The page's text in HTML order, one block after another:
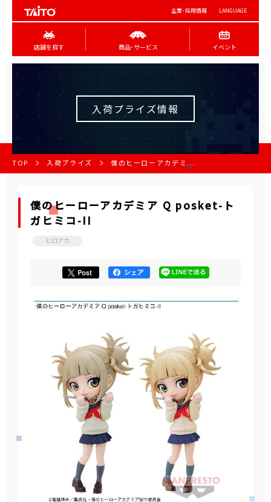
企業･採用情報 LANGUAGE
店舗を探す 商品･サービス イベント
入荷プライズ情報
TOP 入荷プライズ 僕のヒーローアカデミ...
僕のヒーローアカデミア Q posket-ト
ガヒミコ-II
ヒロアカ